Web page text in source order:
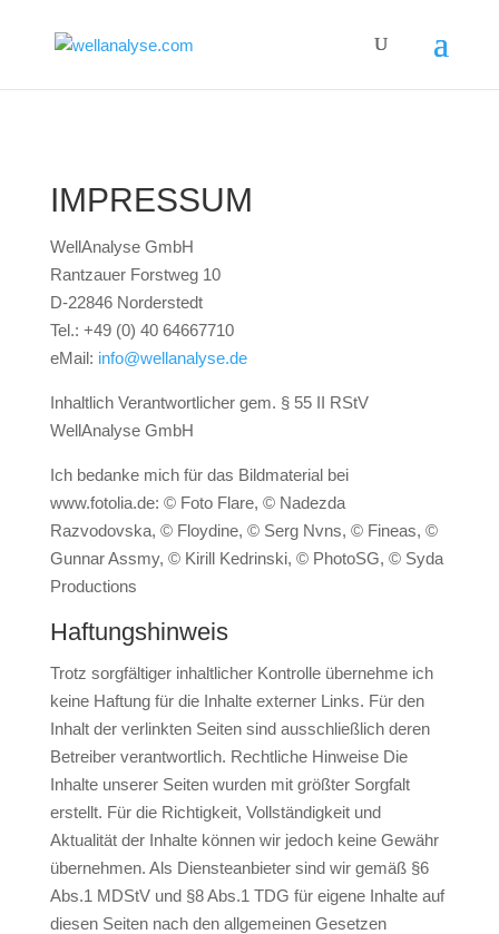
IMPRESSUM
WellAnalyse GmbH
Rantzauer Forstweg 10
D‑22846 Norderstedt
Tel.: +49 (0) 40 64667710
eMail: info@wellanalyse.de
Inhaltlich Verantwortlicher gem. § 55 II RStV
WellAnalyse GmbH
Ich bedanke mich für das Bildmaterial bei
www.fotolia.de: © Foto Flare, © Nadezda
Razvodovska, © Floydine, © Serg Nvns, © Fineas, ©
Gunnar Assmy, © Kirill Kedrinski, © PhotoSG, © Syda
Productions
Haftungshinweis
Trotz sorgfältiger inhaltlicher Kontrolle übernehme ich
keine Haftung für die Inhalte externer Links. Für den
Inhalt der verlinkten Seiten sind ausschließlich deren
Betreiber verantwortlich. Rechtliche Hinweise Die
Inhalte unserer Seiten wurden mit größter Sorgfalt
erstellt. Für die Richtigkeit, Vollständigkeit und
Aktualität der Inhalte können wir jedoch keine Gewähr
übernehmen. Als Diensteanbieter sind wir gemäß §6
Abs.1 MDStV und §8 Abs.1 TDG für eigene Inhalte auf
diesen Seiten nach den allgemeinen Gesetzen